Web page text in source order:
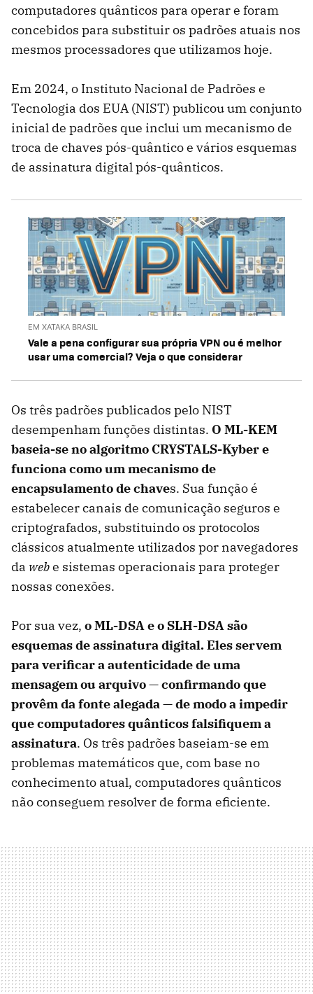
computadores quânticos para operar e foram
concebidos para substituir os padrões atuais nos
mesmos processadores que utilizamos hoje.
Em 2024, o Instituto Nacional de Padrões e
Tecnologia dos EUA (NIST) publicou um conjunto
inicial de padrões que inclui um mecanismo de
troca de chaves pós-quântico e vários esquemas
de assinatura digital pós-quânticos.
EM XATAKA BRASIL
Vale a pena configurar sua própria VPN ou é melhor
usar uma comercial? Veja o que considerar
Os três padrões publicados pelo NIST
desempenham funções distintas. O ML-KEM
baseia-se no algoritmo CRYSTALS-Kyber e
funciona como um mecanismo de
encapsulamento de chaves. Sua função é
estabelecer canais de comunicação seguros e
criptografados, substituindo os protocolos
clássicos atualmente utilizados por navegadores
da webe sistemas operacionais para proteger
nossas conexões.
Por sua vez, o ML-DSA e o SLH-DSA são
esquemas de assinatura digital. Eles servem
para verificar a autenticidade de uma
mensagem ou arquivo — confirmando que
provêm da fonte alegada — de modo a impedir
que computadores quânticos falsifiquem a
assinatura. Os três padrões baseiam-se em
problemas matemáticos que, com base no
conhecimento atual, computadores quânticos
não conseguem resolver de forma eficiente.